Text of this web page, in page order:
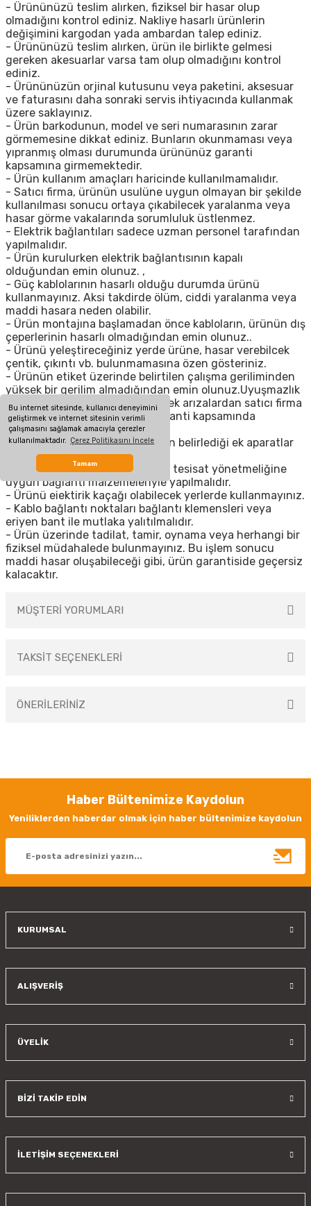
Bu internet sitesinde, kullanıcı deneyimini
geliştirmek ve internet sitesinin verimli
çalışmasını sağlamak amacıyla çerezler
kullanılmaktadır. Çerez Politikasını İncele
Tamam
- Ürününüzü teslim alırken, fiziksel bir hasar olup
olmadığını kontrol ediniz. Nakliye hasarlı ürünlerin
değişimini kargodan yada ambardan talep ediniz.
- Ürününüzü teslim alırken, ürün ile birlikte gelmesi
gereken akesuarlar varsa tam olup olmadığını kontrol
ediniz.
- Ürününüzün orjinal kutusunu veya paketini, aksesuar
ve faturasını daha sonraki servis ihtiyacında kullanmak
üzere saklayınız.
- Ürün barkodunun, model ve seri numarasının zarar
görmemesine dikkat ediniz. Bunların okunmaması veya
yıpranmış olması durumunda ürününüz garanti
kapsamına girmemektedir.
- Ürün kullanım amaçları haricinde kullanılmamalıdır.
- Satıcı firma, ürünün usulüne uygun olmayan bir şekilde
kullanılması sonucu ortaya çıkabilecek yaralanma veya
hasar görme vakalarında sorumluluk üstlenmez.
- Elektrik bağlantıları sadece uzman personel tarafından
yapılmalıdır.
- Ürün kurulurken elektrik bağlantısının kapalı
olduğundan emin olunuz. ,
- Güç kablolarının hasarlı olduğu durumda ürünü
kullanmayınız. Aksi takdirde ölüm, ciddi yaralanma veya
maddi hasara neden olabilir.
- Ürün montajına başlamadan önce kabloların, ürünün dış
çeperlerinin hasarlı olmadığından emin olunuz..
- Ürünü yeleştireceğiniz yerde ürüne, hasar verebilcek
çentik, çıkıntı vb. bulunmamasına özen gösteriniz.
- Ürünün etiket üzerinde belirtilen çalışma geriliminden
yüksek bir gerilim almadığından emin olunuz.Uyuşmazlık
durumunda meydana gelebilecek arızalardan satıcı firma
sorumlu tutulamaz ve arıza garanti kapsamında
değerlendirilemez.
- Montaj için yalnızca firmamızın belirlediği ek aparatlar
kullanılmalıdır.
- Şebeke bağlantısı ilgili ülkenin tesisat yönetmeliğine
uygun bağlantı malzemeleriyle yapılmalıdır.
- Ürünü eiektirik kaçağı olabilecek yerlerde kullanmayınız.
- Kablo bağlantı noktaları bağlantı klemensleri veya
eriyen bant ile mutlaka yalıtılmalıdır.
- Ürün üzerinde tadilat, tamir, oynama veya herhangi bir
fiziksel müdahalede bulunmayınız. Bu işlem sonucu
maddi hasar oluşabileceği gibi, ürün garantiside geçersiz
kalacaktır.
MÜŞTERİ YORUMLARI
TAKSİT SEÇENEKLERİ
ÖNERİLERİNİZ
Görüş ve önerileriniz için teşekkür ederiz.
Ürün resmi kalitesiz, bozuk veya görüntülenemiyor.
Ürün bilgilerinde hatalar bulunuyor.
Haber Bültenimize Kaydolun
Yeniliklerden haberdar olmak için haber bültenimize kaydolun
KURUMSAL
ALIŞVERİŞ
ÜYELİK
BİZİ TAKİP EDİN
İLETİŞİM SEÇENEKLERİ